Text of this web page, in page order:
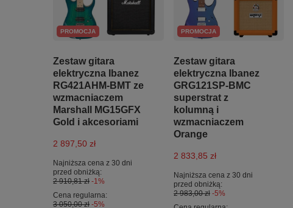
PROMOCJA
Zestaw gitara
elektryczna Ibanez
RG421AHM-BMT ze
wzmacniaczem
Marshall MG15GFX
Gold i akcesoriami
2 897,50 zł
Najniższa cena z 30 dni
przed obniżką:
2 910,81 zł -1%
Cena regularna:
3 050,00 zł -5%
PROMOCJA
Zestaw gitara
elektryczna Ibanez
GRG121SP-BMC
superstrat z
kolumną i
wzmacniaczem
Orange
2 833,85 zł
Najniższa cena z 30 dni
przed obniżką:
2 983,00 zł -5%